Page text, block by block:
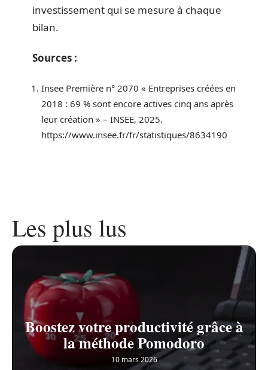
investissement qui se mesure à chaque
bilan.
Sources :
Insee Première n° 2070 « Entreprises créées en
2018 : 69 % sont encore actives cinq ans après
leur création » – INSEE, 2025.
https://www.insee.fr/fr/statistiques/8634190
Les plus lus
Boostez votre productivité grâce à
la méthode Pomodoro
10 mars 2026